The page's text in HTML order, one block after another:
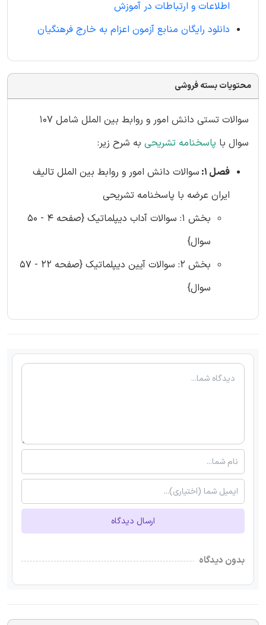
اطلاعات و ارتباطات در آموزش
دانلود رایگان منابع آزمون اعزام به خارج فرهنگیان
محتویات بسته فروشی
سوالات تستی دانش امور و روابط بین الملل شامل 107
سوال با پاسخنامه تشریحی به شرح زیر:
فصل 1:
سوالات دانش امور و روابط بین الملل تالیف
ایران عرضه با پاسخنامه تشریحی
بخش 1: سوالات آداب دیپلماتیک {صفحه 4 - 50
سوال}
بخش 2: سوالات آیین دیپلماتیک {صفحه 22 - 57
سوال}
ارسال دیدگاه
بدون دیدگاه